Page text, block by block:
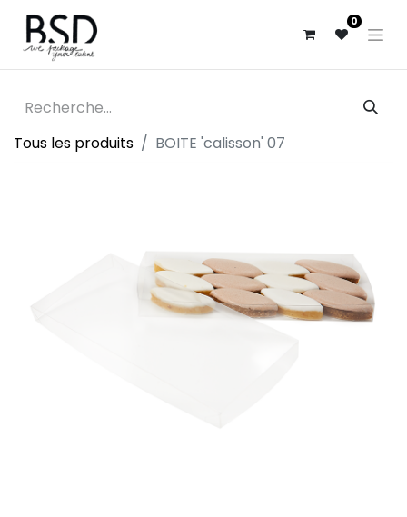
0
Tous les produits BOITE 'calisson' 07